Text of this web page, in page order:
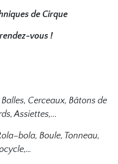
de Cirque
vous !
Cerceaux, Bâtons de
Assiettes,...
Boule, Tonneau,